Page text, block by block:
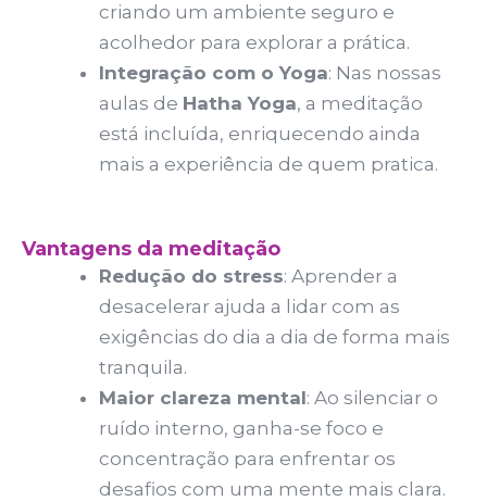
criando um ambiente seguro e
acolhedor para explorar a prática.
Integração com o Yoga: Nas nossas
aulas de Hatha Yoga, a meditação
está incluída, enriquecendo ainda
mais a experiência de quem pratica.
Vantagens da meditação
Redução do stress: Aprender a
desacelerar ajuda a lidar com as
exigências do dia a dia de forma mais
tranquila.
Maior clareza mental: Ao silenciar o
ruído interno, ganha-se foco e
concentração para enfrentar os
desafios com uma mente mais clara.
e estrutura do
site, com base
como o site é
funcione o
durante a sua
visita. Se você
algumas
funcionalidades